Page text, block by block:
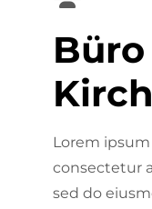
Lorem
consectetur
sed do